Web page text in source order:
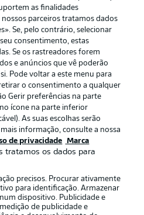
Avisos legais
Aviso de privacidade
Emissoras
Marca
Jogadores
as finalidades
parceiros tratamos dados
Se, pelo contrário, selecionar
consentimento, estas
Se os rastreadores forem
e anúncios que vê poderão
Pode voltar a este menu para
o consentimento a qualquer
Gerir preferências na parte
ícone na parte inferior
As suas escolhas serão
informação, consulte a nossa
de privacidade Marca
tratamos os dados para
precisos. Procurar ativamente
para identificação. Armazenar
dispositivo. Publicidade e
de publicidade e